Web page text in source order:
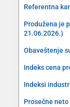
Referentna
Produžena je
21.06.2026.)
Obaveštenje
Indeks cena
Indeksi
Prosečne